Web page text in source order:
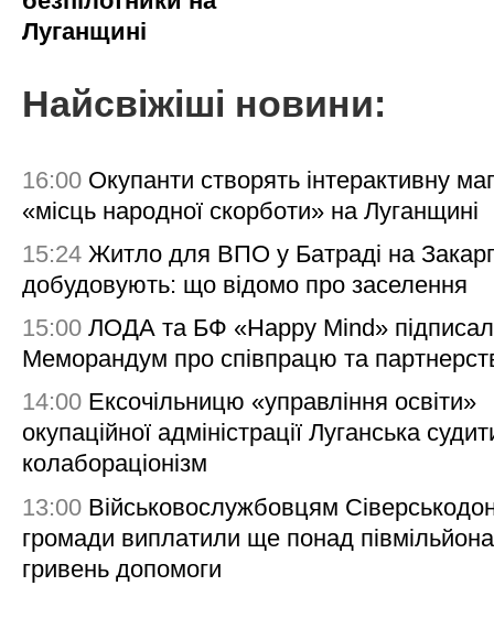
Луганщині
Найсвіжіші новини:
16:00 Окупанти створять інтерактивну
«місць народної скорботи» на Луганщині
15:24 Житло для ВПО у Батраді на
добудовують: що відомо про заселення
15:00 ЛОДА та БФ «Happy Mind»
Меморандум про співпрацю та
14:00 Ексочільницю «управління освіти»
окупаційної адміністрації Луганська
колабораціонізм
13:00 Військовослужбовцям
громади виплатили ще понад півмільйона
гривень допомоги